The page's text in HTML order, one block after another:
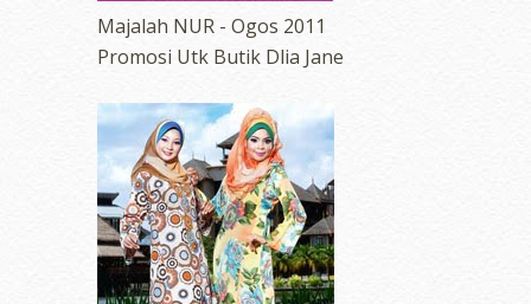
Majalah NUR - Ogos 2011
Promosi Utk Butik Dlia Jane